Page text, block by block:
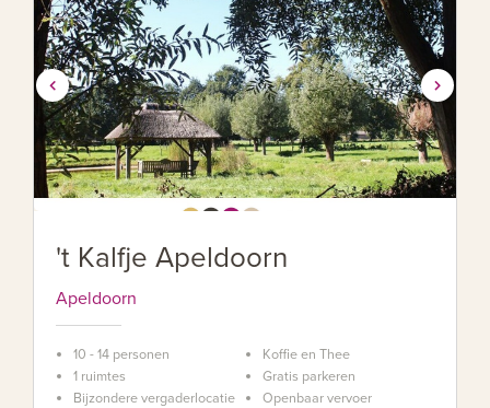
't Kalfje Apeldoorn
Apeldoorn
10 - 14 personen
1 ruimtes
Bijzondere vergaderlocatie
Koffie en Thee
Gratis parkeren
Openbaar vervoer